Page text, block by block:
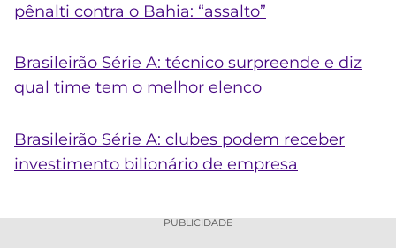
pênalti contra o Bahia: “assalto”
Brasileirão Série A: técnico surpreende e diz
qual time tem o melhor elenco
Brasileirão Série A: clubes podem receber
investimento bilionário de empresa
PUBLICIDADE